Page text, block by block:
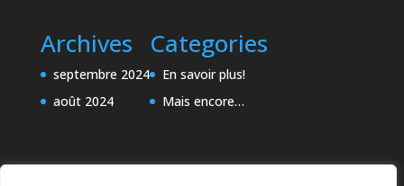
Archives
septembre 2024
août 2024
Categories
En savoir plus!
Mais encore…